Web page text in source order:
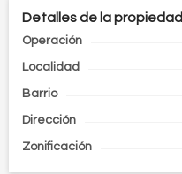
Detalles de la propiedad
Operación
Localidad
Barrio
Dirección
Zonificación